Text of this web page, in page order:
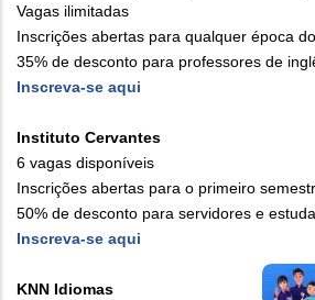
Vagas ilimitadas
Inscrições abertas para qualquer época
35% de desconto para professores de
Inscreva-se aqui
Instituto Cervantes
6 vagas disponíveis
Inscrições abertas para o primeiro
50% de desconto para servidores e
Inscreva-se aqui
KNN Idiomas